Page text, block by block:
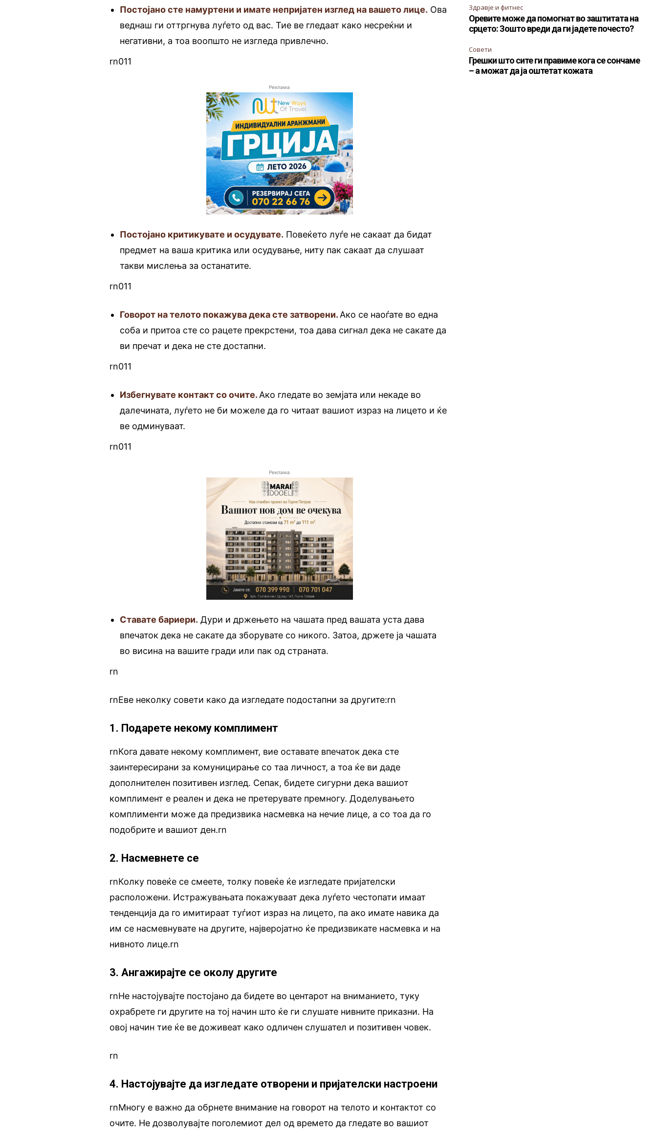
Постојано сте намуртени и имате непријатен изглед на вашето лице. Ова
веднаш ги оттргнува луѓето од вас. Тие ве гледаат како несреќни и
негативни, а тоа воопшто не изгледа привлечно.
rn011
Реклама
Постојано критикувате и осудувате. Повеќето луѓе не сакаат да бидат
предмет на ваша критика или осудување, ниту пак сакаат да слушаат
такви мислења за останатите.
rn011
Говорот на телото покажува дека сте затворени. Ако се наоѓате во една
соба и притоа сте со рацете прекрстени, тоа дава сигнал дека не сакате да
ви пречат и дека не сте достапни.
rn011
Избегнувате контакт со очите. Ако гледате во земјата или некаде во
далечината, луѓето не би можеле да го читаат вашиот израз на лицето и ќе
ве одминуваат.
rn011
Реклама
Ставате бариери. Дури и држењето на чашата пред вашата уста дава
впечаток дека не сакате да зборувате со никого. Затоа, држете ја чашата
во висина на вашите гради или пак од страната.
rn
rnЕве неколку совети како да изгледате подостапни за другите:rn
1. Подарете некому комплимент
rnКога давате некому комплимент, вие оставате впечаток дека сте
заинтересирани за комуницирање со таа личност, а тоа ќе ви даде
дополнителен позитивен изглед. Сепак, бидете сигурни дека вашиот
комплимент е реален и дека не претерувате премногу. Доделувањето
комплименти може да предизвика насмевка на нечие лице, а со тоа да го
подобрите и вашиот ден.rn
2. Насмевнете се
rnКолку повеќе се смеете, толку повеќе ќе изгледате пријателски
расположени. Истражувањата покажуваат дека луѓето честопати имаат
тенденција да го имитираат туѓиот израз на лицето, па ако имате навика да
им се насмевнувате на другите, најверојатно ќе предизвикате насмевка и на
нивното лице.rn
3. Ангажирајте се околу другите
rnНе настојувајте постојано да бидете во центарот на вниманието, туку
охрабрете ги другите на тој начин што ќе ги слушате нивните приказни. На
овој начин тие ќе ве доживеат како одличен слушател и позитивен човек.
rn
4. Настојувајте да изгледате отворени и пријателски настроени
rnМногу е важно да обрнете внимание на говорот на телото и контактот со
очите. Не дозволувајте поголемиот дел од времето да гледате во вашиот
Здравје и фитнес
Оревите може да помогнат во заштитата на
срцето: Зошто вреди да ги јадете почесто?
Совети
Грешки што сите ги правиме кога се сончаме
– а можат да ја оштетат кожата